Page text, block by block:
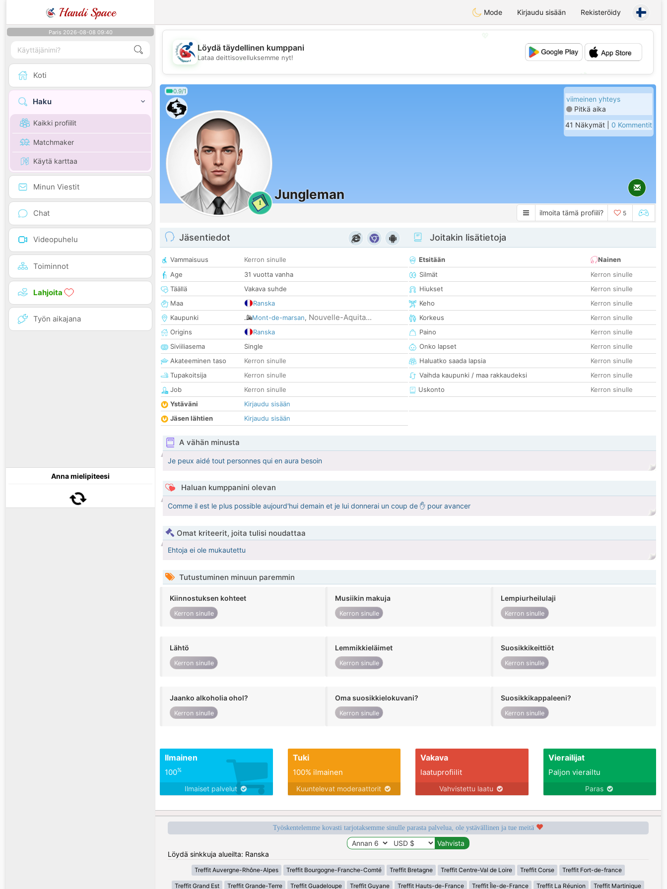
Handi Space Mode Kirjaudu sisään Rekisteröidy
Paris 2026-08-08 09:40
Koti
Haku
Kaikki profiilit
Matchmaker
Käytä karttaa
Minun Viestit
Chat
Videopuhelu
Toiminnot
Lahjoita
Työn aikajana
Anna mielipiteesi
💖
💕
Löydä täydellinen kumppani
Lataa deittisovelluksemme nyt!
0.9/1
1
Jungleman
viimeinen yhteys
Pitkä aika
41 Näkymät | 0 Kommentit
ilmoita tämä profiili? 5
Jäsentiedot
Vammaisuus
Kerron sinulle
Age
31 vuotta vanha
Täällä
Vakava suhde
Maa
Ranska
Kaupunki
Mont-de-marsan, Nouvelle-Aquita...
Origins
Ranska
Siviiliasema
Single
Akateeminen taso
Kerron sinulle
Tupakoitsija
Kerron sinulle
Job
Kerron sinulle
Ystäväni
Kirjaudu sisään
Jäsen lähtien
Kirjaudu sisään
Joitakin lisätietoja
Etsitään
Nainen
Silmät
Kerron sinulle
Hiukset
Kerron sinulle
Keho
Kerron sinulle
Korkeus
Kerron sinulle
Paino
Kerron sinulle
Onko lapset
Kerron sinulle
Haluatko saada lapsia
Kerron sinulle
Vaihda kaupunki / maa rakkaudeksi
Kerron sinulle
Uskonto
Kerron sinulle
A vähän minusta
Je peux aidé tout personnes qui en aura besoin
Haluan kumppanini olevan
Comme il est le plus possible aujourd'hui demain et je lui donnerai un coup de ✋ pour avancer
Omat kriteerit, joita tulisi noudattaa
Ehtoja ei ole mukautettu
Tutustuminen minuun paremmin
Kiinnostuksen kohteet
Kerron sinulle
Musiikin makuja
Kerron sinulle
Lempiurheilulaji
Kerron sinulle
Lähtö
Kerron sinulle
Lemmikkieläimet
Kerron sinulle
Suosikkikeittiöt
Kerron sinulle
Jaanko alkoholia ohol?
Kerron sinulle
Oma suosikkielokuvani?
Kerron sinulle
Suosikkikappaleeni?
Kerron sinulle
Ilmainen
100%
Ilmaiset palvelut
Tuki
100% ilmainen
Kuuntelevat moderaattorit
Vakava
laatuprofiilit
Vahvistettu laatu
Vierailijat
Paljon vierailtu
Paras
Työskentelemme kovasti tarjotaksemme sinulle parasta palvelua, ole ystävällinen ja tue meitä
Löydä sinkkuja alueilta: Ranska
Treffit Auvergne-Rhône-Alpes Treffit Bourgogne-Franche-Comté Treffit Bretagne Treffit Centre-Val de Loire Treffit Corse Treffit Fort-de-france
Treffit Grand Est Treffit Grande-Terre Treffit Guadeloupe Treffit Guyane Treffit Hauts-de-France Treffit Île-de-France Treffit La Réunion Treffit Martinique